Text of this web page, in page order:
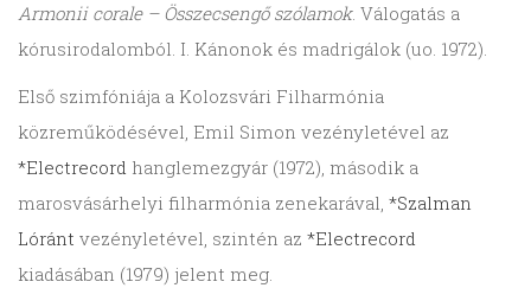
Armonii corale – Összecsengő szólamok. Válogatás a
kórusirodalomból. I. Kánonok és madrigálok (uo. 1972).
Első szimfóniája a Kolozsvári Filharmónia
közreműködésével, Emil Simon vezényletével az
*Electrecord hanglemezgyár (1972), második a
marosvásárhelyi filharmónia zenekarával, *Szalman
Lóránt vezényletével, szintén az *Electrecord
kiadásában (1979) jelent meg.